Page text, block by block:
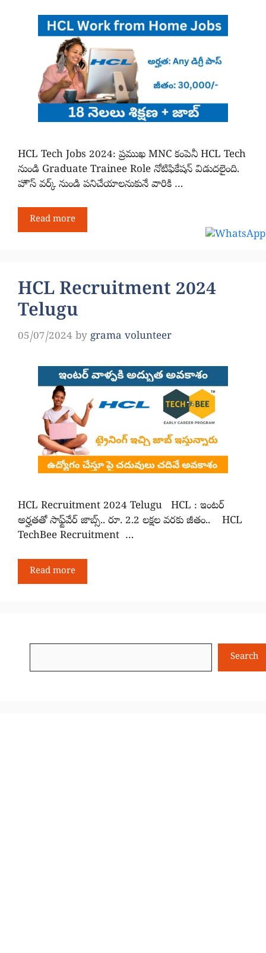
HCL Tech Jobs 2024: ప్రముఖ MNC కంపెనీ HCL Tech
నుండి Graduate Trainee Role నోటిఫికేషన్ విడుదలైంది.
హౌస్ వర్క్ నుండి పనిచేయాలనుకునే వారికి …
Read more
HCL Recruitment 2024
Telugu
05/07/2024 by grama volunteer
HCL Recruitment 2024 Telugu HCL : ఇంటర్‌
అర్హతతో సాఫ్ట్‌వేర్‌ జాబ్స్‌.. రూ. 2.2 లక్షల వరకు జీతం.. HCL
TechBee Recruitment …
Read more
Search